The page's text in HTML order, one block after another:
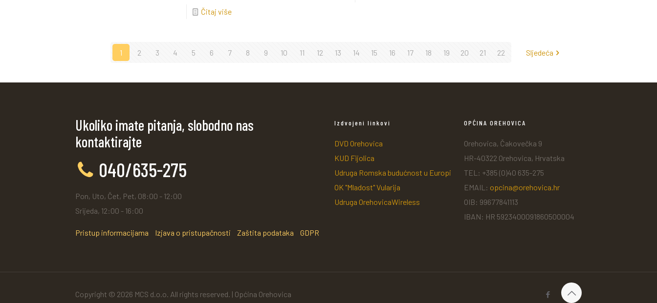
Čitaj više
1 2 3 4 5 6 7 8 9 10 11 12 13 14 15 16 17 18 19 20 21 22 Sljedeća
Ukoliko imate pitanja, slobodno nas
kontaktirajte
040/635-275
Pon, Uto, Čet, Pet, 08:00 - 12:00
Srijeda, 12:00 - 16:00
Pristup informacijama Izjava o pristupačnosti Zaštita podataka GDPR
Izdvojeni linkovi
DVD Orehovica
KUD Fijolica
Udruga Romska budućnost u Europi
OK "Mladost" Vularija
Udruga OrehovicaWireless
OPĆINA OREHOVICA
Orehovica, Čakovečka 9
HR-40322 Orehovica, Hrvatska
TEL: +385 (0)40 635-275
EMAIL: opcina@orehovica.hr
OIB: 99677841113
IBAN: HR 5923400091860500004
Copyright © 2026 MCS d.o.o. All rights reserved. | Općina Orehovica